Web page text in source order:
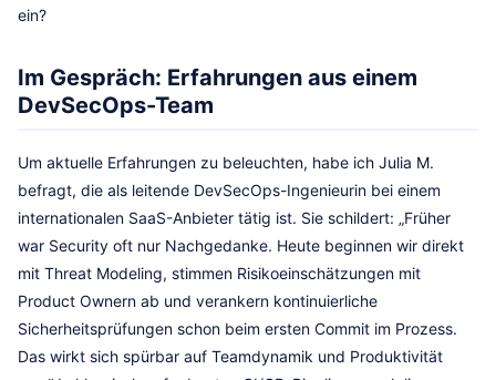
ein?
Im Gespräch: Erfahrungen aus einem
DevSecOps-Team
Um aktuelle Erfahrungen zu beleuchten, habe ich Julia M.
befragt, die als leitende DevSecOps-Ingenieurin bei einem
internationalen SaaS-Anbieter tätig ist. Sie schildert: „Früher
war Security oft nur Nachgedanke. Heute beginnen wir direkt
mit Threat Modeling, stimmen Risikoeinschätzungen mit
Product Ownern ab und verankern kontinuierliche
Sicherheitsprüfungen schon beim ersten Commit im Prozess.
Das wirkt sich spürbar auf Teamdynamik und Produktivität